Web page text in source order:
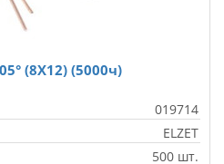
(8X12) (5000ч)
019714
ELZET
500 шт.